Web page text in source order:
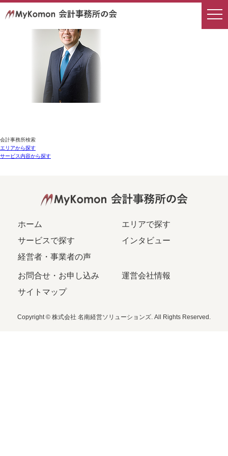
会計事務所検索
エリアから探す
サービス内容から探す
ホーム
エリアで探す
サービスで探す
インタビュー
経営者・事業者の声
お問合せ・お申し込み
運営会社情報
サイトマップ
Copyright © 株式会社 名南経営ソリューションズ. All Rights Reserved.